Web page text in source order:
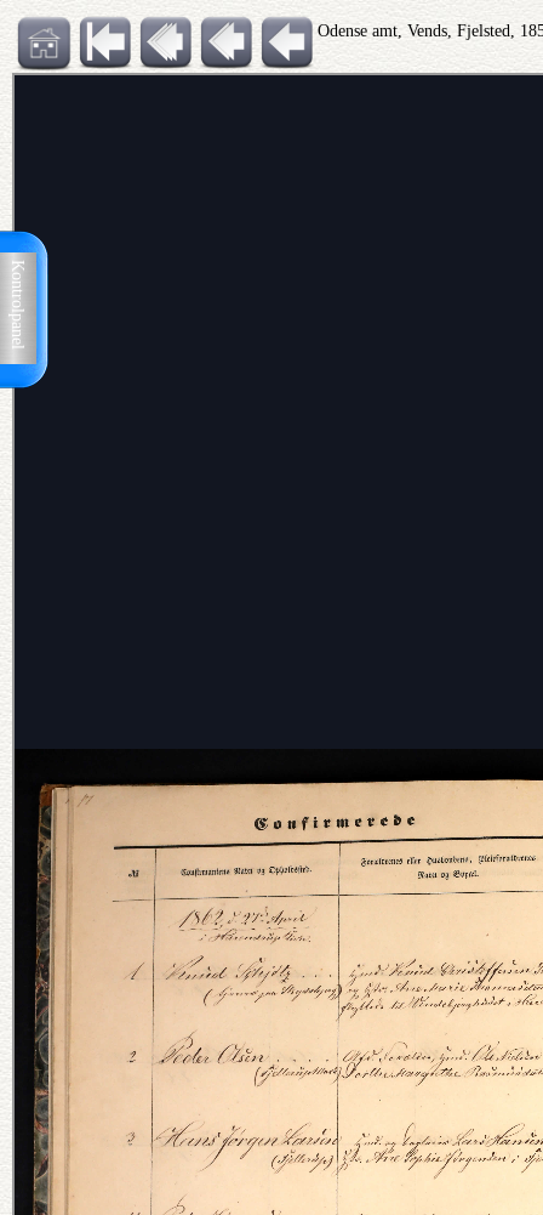
Kontrolpanel
Odense amt, Vends, Fjelsted,